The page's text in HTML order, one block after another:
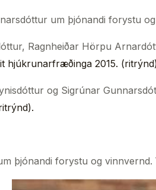
um þjónandi forystu
Ragnheiðar Hörpu
hjúkrunarfræðinga 2015.
og Sigrúnar
þjónandi forystu og vinnvernd.